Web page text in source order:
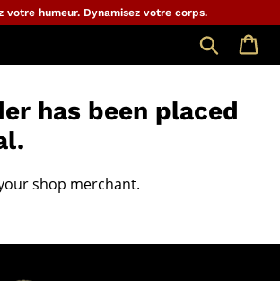
votre humeur. Dynamisez votre corps.
Chercher
has been placed
shop merchant.